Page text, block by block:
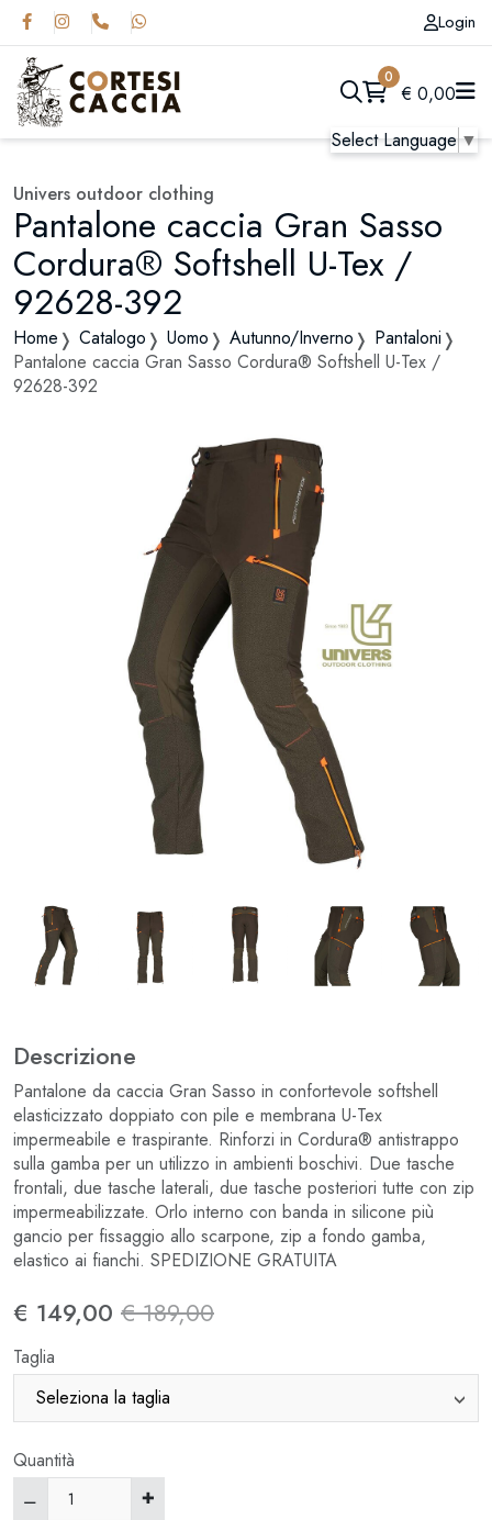
Select Language▼
Login
0
€ 0,00
Univers outdoor clothing
Pantalone caccia Gran Sasso
Cordura® Softshell U-Tex /
92628-392
Home Catalogo Uomo Autunno/Inverno
Pantaloni
Pantalone caccia Gran Sasso Cordura® Softshell U-Tex /
92628-392
Descrizione
Pantalone da caccia Gran Sasso in confortevole softshell
elasticizzato doppiato con pile e membrana U-Tex
impermeabile e traspirante. Rinforzi in Cordura® antistrappo
sulla gamba per un utilizzo in ambienti boschivi. Due tasche
frontali, due tasche laterali, due tasche posteriori tutte con zip
impermeabilizzate. Orlo interno con banda in silicone più
gancio per fissaggio allo scarpone, zip a fondo gamba,
elastico ai fianchi. SPEDIZIONE GRATUITA
€ 149,00 € 189,00
Taglia
Quantità